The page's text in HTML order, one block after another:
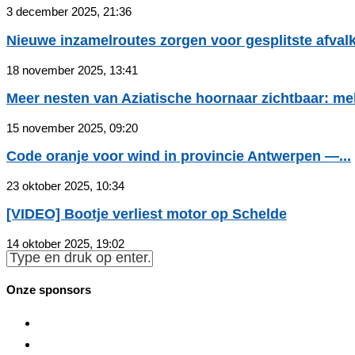
3 december 2025, 21:36
Nieuwe inzamelroutes zorgen voor gesplitste
18 november 2025, 13:41
Meer nesten van Aziatische hoornaar zichtbaar:
15 november 2025, 09:20
Code oranje voor wind in provincie Antwerpen —...
23 oktober 2025, 10:34
[VIDEO] Bootje verliest motor op Schelde
14 oktober 2025, 19:02
Onze sponsors